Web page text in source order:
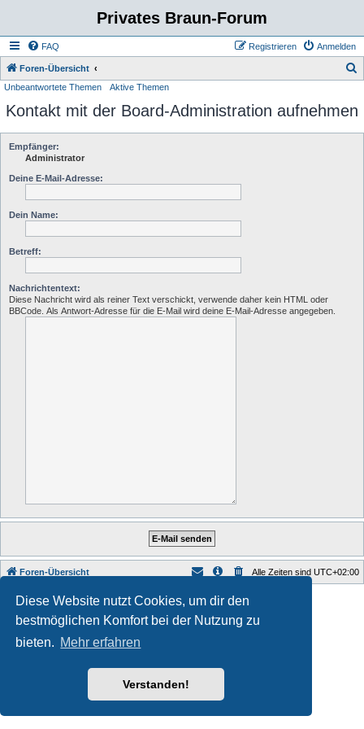
Diese Website nutzt Cookies, um dir den
bestmöglichen Komfort bei der Nutzung zu
bieten. Mehr erfahren
Verstanden!
Privates Braun-Forum
FAQ Anmelden
Registrieren
Foren-Übersicht
Unbeantwortete Themen Aktive Themen
Kontakt mit der Board-Administration aufnehmen
Empfänger:
Administrator
Deine E-Mail-Adresse:
Dein Name:
Betreff:
Nachrichtentext:
Diese Nachricht wird als reiner Text verschickt, verwende daher kein HTML oder
BBCode. Als Antwort-Adresse für die E-Mail wird deine E-Mail-Adresse angegeben.
Foren-Übersicht Alle Zeiten sind UTC+02:00
Style developer by forum tricolor tv,
Powered byphpBB ® Forum Software © phpBB Limited
Deutsche Übersetzung durchphpBB.de
Datenschutz